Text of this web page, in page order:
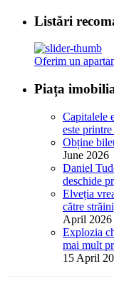
Listări
Oferim un
Piața
Capitalele
este
Obține
June 2026
Daniel
deschide
Elveția
către
April 2026
Explozia
mai mult
15 April